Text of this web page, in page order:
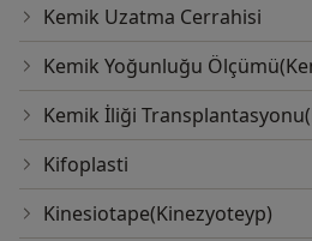
Kemik Uzatma Cerrahisi
Kemik Yoğunluğu
Kemik İliği
Kifoplasti
Kinesiotape(Kinezyoteyp)